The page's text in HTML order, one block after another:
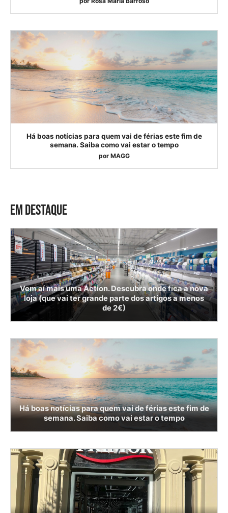
Há boas notícias para quem vai de férias este fim de
semana. Saiba como vai estar o tempo
por MAGG
EM DESTAQUE
Vem aí mais uma Action. Descubra onde fica a nova
loja (que vai ter grande parte dos artigos a menos
de 2€)
Há boas notícias para quem vai de férias este fim de
semana. Saiba como vai estar o tempo